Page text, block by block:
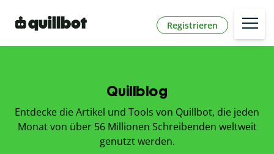
Registrieren
Quillblog
Entdecke die Artikel und Tools von Quillbot, die jeden
Monat von über 56 Millionen Schreibenden weltweit
genutzt werden.